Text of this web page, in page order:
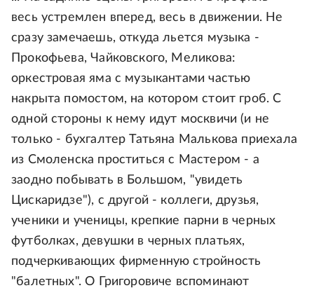
весь устремлен вперед, весь в движении. Не
сразу замечаешь, откуда льется музыка -
Прокофьева, Чайковского, Меликова:
оркестровая яма с музыкантами частью
накрыта помостом, на котором стоит гроб. С
одной стороны к нему идут москвичи (и не
только - бухгалтер Татьяна Малькова приехала
из Смоленска проститься с Мастером - а
заодно побывать в Большом, "увидеть
Цискаридзе"), с другой - коллеги, друзья,
ученики и ученицы, крепкие парни в черных
футболках, девушки в черных платьях,
подчеркивающих фирменную стройность
"балетных". О Григоровиче вспоминают